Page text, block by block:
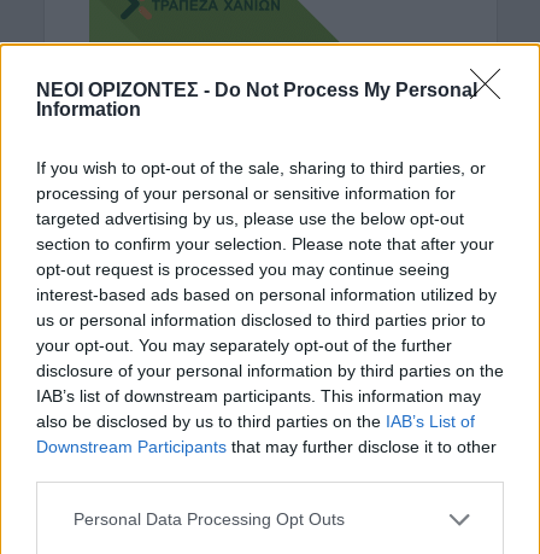
ΝΕΟΙ ΟΡΙΖΟΝΤΕΣ - Do Not Process My Personal
Information
If you wish to opt-out of the sale, sharing to third parties, or
processing of your personal or sensitive information for
targeted advertising by us, please use the below opt-out
section to confirm your selection. Please note that after your
opt-out request is processed you may continue seeing
interest-based ads based on personal information utilized by
us or personal information disclosed to third parties prior to
your opt-out. You may separately opt-out of the further
disclosure of your personal information by third parties on the
IAB’s list of downstream participants. This information may
also be disclosed by us to third parties on the IAB’s List of
Downstream Participants that may further disclose it to other
Personal Data Processing Opt Outs
ΡΟΗ ΕΙΔΗΣΕΩΝ
ΓΕΎΣΗ - ΨΥΧΑΓΩΓΊΑ ΔΉΜΟΣ ΠΛΑΤΑΝΙΆ
Δήμος Πλατανιά: Συνεχίζονται οι
εκδηλώσεις “Πολιτιστικό Καλοκαίρι
2026, 16ο Φεστιβάλ ΓΗ-ΠΟΛΙΤΙΣΜΟΣ-
ΤΟΥΡΙΣΜΟΣ”
ΑΡΘΡΑ - ΑΠΟΨΕΙΣ • ΔΉΜΟΣ ΚΙΣΆΜΟΥ